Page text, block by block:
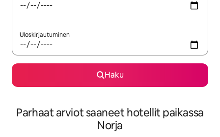
Uloskirjautuminen
Haku
Parhaat arviot saaneet hotellit paikassa
Norja